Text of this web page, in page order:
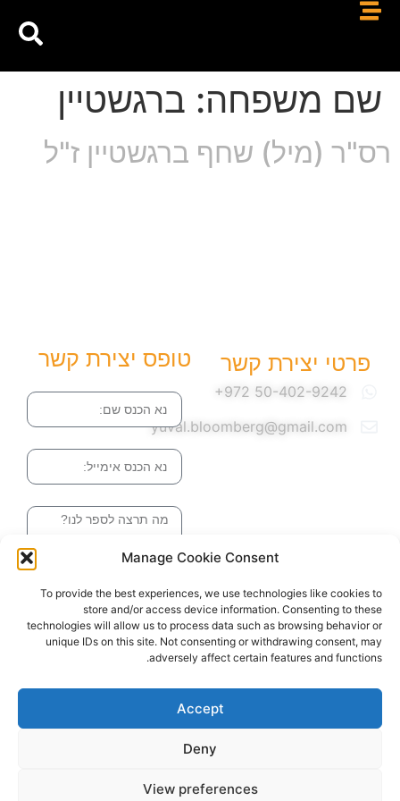
Manage Cookie Consent
To provide the best experiences, we use technologies like cookies to
store and/or access device information. Consenting to these
technologies will allow us to process data such as browsing behavior or
unique IDs on this site. Not consenting or withdrawing consent, may
adversely affect certain features and functions.
Accept
Deny
View preferences
שם משפחה: ברגשטיין
רס"ר (מיל) שחף ברגשטיין ז"ל
פרטי יצירת קשר
yuval.bloomberg@gmail.com
טופס יצירת קשר
שליחה והטופס
בדרך אלינו
האתר עוצב ונבנה ע"י סטודיו מומנטום